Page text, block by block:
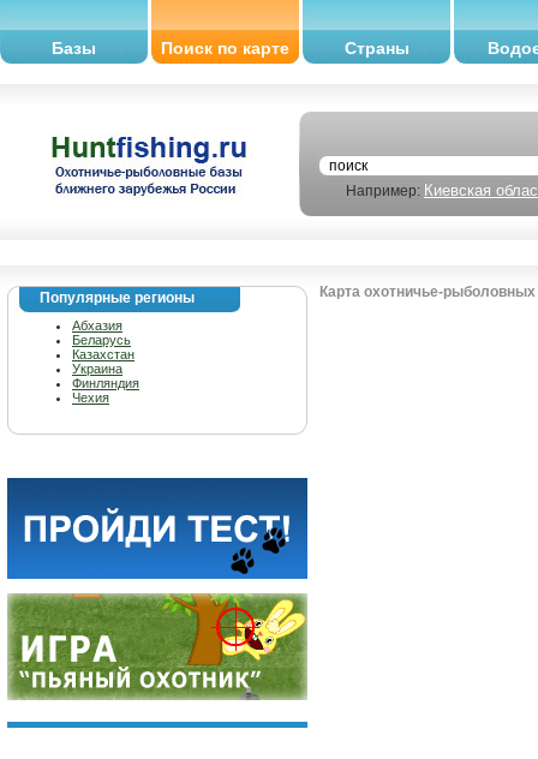
Базы Поиск по карте Страны
Например: Киевская
Популярные регионы
Абхазия
Беларусь
Казахстан
Украина
Финляндия
Чехия
Карта охотничье-рыболовных